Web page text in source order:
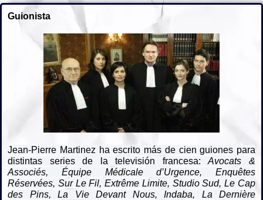
Guionista
Jean-Pierre Martinez ha escrito más de cienguiones para
distintas series de la televisión francesa:Avocats &
Associés, Équipe Médicale d’Urgence, Enquêtes
Réservées, Sur Le Fil, Extrême Limite, Studio Sud, Le Cap
des Pins, La Vie Devant Nous, Indaba, La Dernière